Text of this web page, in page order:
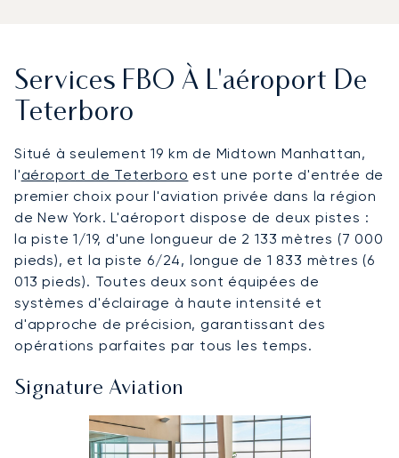
Services FBO À L'aéroport De
Teterboro
Situé à seulement 19 km de Midtown Manhattan,
l'aéroport de Teterboro est une porte d'entrée de
premier choix pour l'aviation privée dans la région
de New York. L'aéroport dispose de deux pistes :
la piste 1/19, d'une longueur de 2 133 mètres (7 000
pieds), et la piste 6/24, longue de 1 833 mètres (6
013 pieds). Toutes deux sont équipées de
systèmes d'éclairage à haute intensité et
d'approche de précision, garantissant des
opérations parfaites par tous les temps.
Signature Aviation